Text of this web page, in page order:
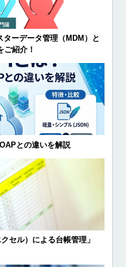
ーデータ管理（MDM）と
紹介！
との違いを解説
セル）による台帳管理」